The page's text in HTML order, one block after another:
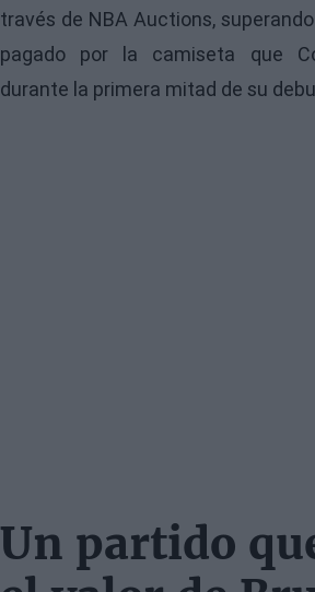
través de NBA Auctions,
pagado por la camiseta que
durante la primera mitad de su
Un partido